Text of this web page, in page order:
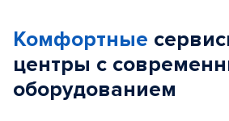
Комфортные
центры с
оборудованием